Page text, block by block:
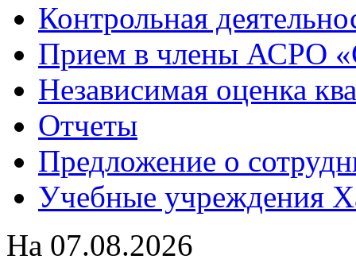
Контрольная
Прием в члены АСРО
Независимая оценка
Отчеты
Предложение о
Учебные учреждения
На 07.08.2026